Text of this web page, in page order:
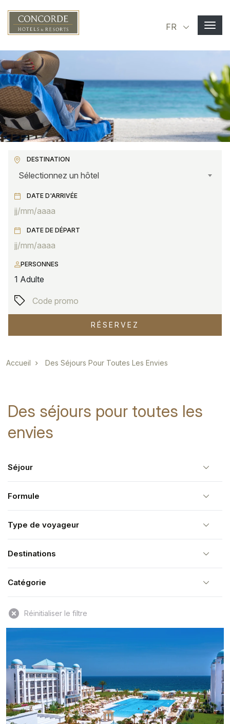
Select
FR
DESTINATION
Sélectionnez un hôtel
DATE D'ARRIVÉE
DATE DE DÉPART
PERSONNES
1 Adulte
RÉSERVEZ
Accueil Des Séjours Pour Toutes Les Envies
Des séjours pour toutes les
envies
Séjour
Formule
Type de voyageur
Destinations
Catégorie